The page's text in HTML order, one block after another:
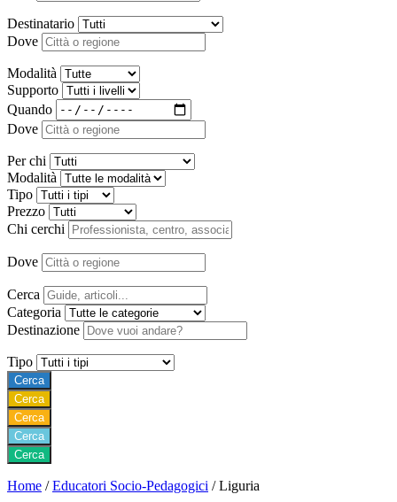
Destinatario
Dove
Modalità
Supporto
Quando
Dove
Per chi
Modalità
Tipo
Prezzo
Chi cerchi
Dove
Cerca
Categoria
Destinazione
Tipo
Cerca
Cerca
Cerca
Cerca
Cerca
Home / Educatori Socio-Pedagogici / Liguria